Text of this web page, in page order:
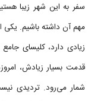
سفر به این شهر زیبا
مهم آن داشته باشیم. یکی
زیادی دارد، کلیسای
قدمت بسیار زیادش،